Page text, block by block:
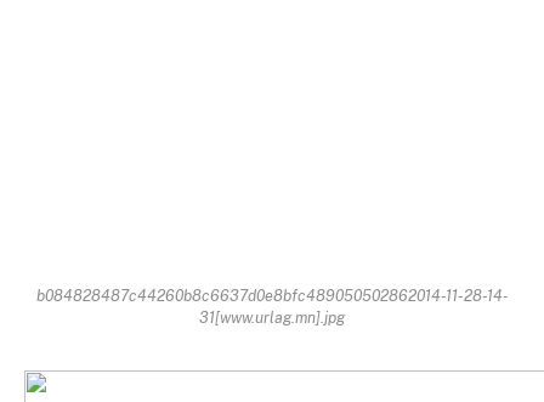
b084828487c44260b8c6637d0e8bfc489050502862014-11-28-14-
31[www.urlag.mn].jpg